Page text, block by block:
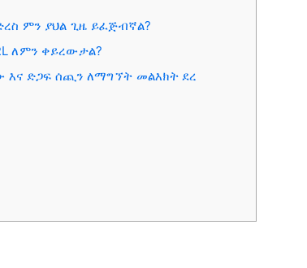
ምን ያህል ጊዜ ይፈጅብኛል?
ለምን ቀይረውታል?
እና ድጋፍ ሰጪን ለማግኘት መልእክት ደረ